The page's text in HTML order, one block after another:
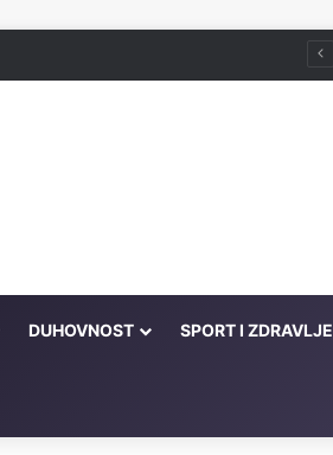
DUHOVNOST SPORT I ZDRAVLJE